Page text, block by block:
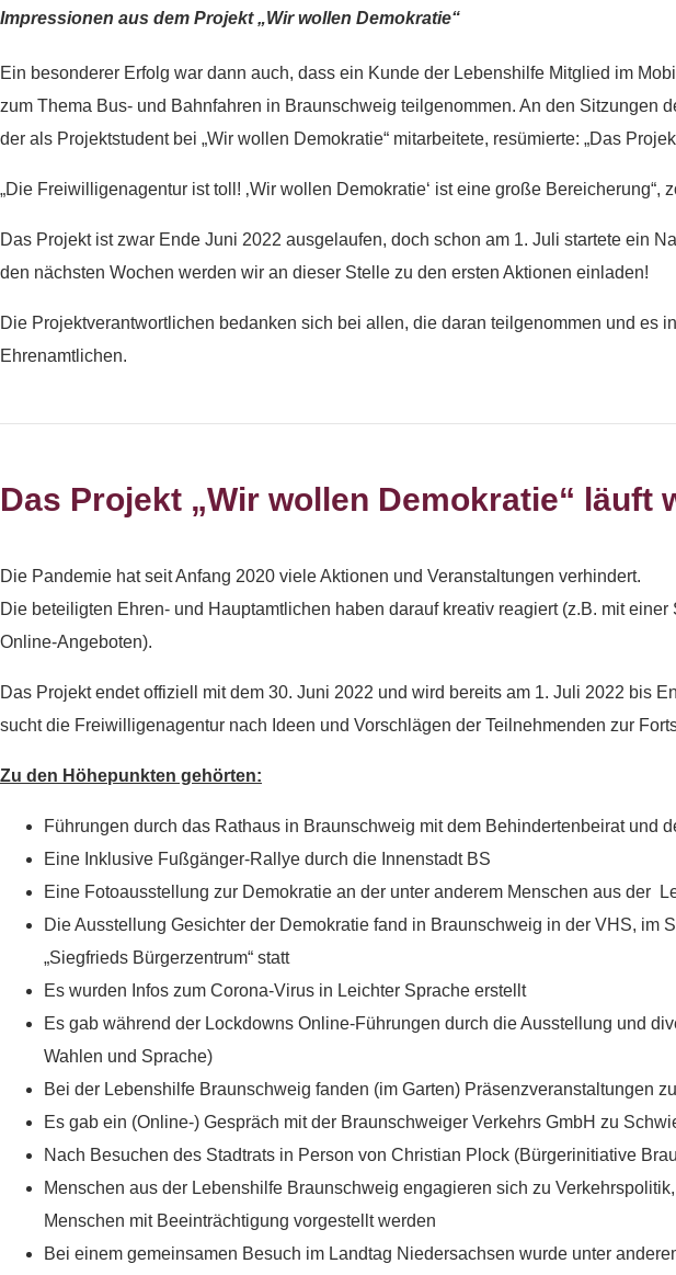
Impressionen aus dem Projekt „Wir wollen Demokratie“
Ein besonderer Erfolg war dann auch, dass ein Kunde der Lebenshilfe Mitglied im
zum Thema Bus- und Bahnfahren in Braunschweig teilgenommen. An den Sitzungen
der als Projektstudent bei „Wir wollen Demokratie“ mitarbeitete, resümierte: „Das
„Die Freiwilligenagentur ist toll! ‚Wir wollen Demokratie‘ ist eine große Bereicherung“,
Das Projekt ist zwar Ende Juni 2022 ausgelaufen, doch schon am 1. Juli startete ein
den nächsten Wochen werden wir an dieser Stelle zu den ersten Aktionen einladen!
Die Projektverantwortlichen bedanken sich bei allen, die daran teilgenommen und es
Ehrenamtlichen.
Das Projekt „Wir wollen Demokratie“ läuft
Die Pandemie hat seit Anfang 2020 viele Aktionen und Veranstaltungen verhindert.
Die beteiligten Ehren- und Hauptamtlichen haben darauf kreativ reagiert (z.B. mit
Online-Angeboten).
Das Projekt endet offiziell mit dem 30. Juni 2022 und wird bereits am 1. Juli 2022 bis
sucht die Freiwilligenagentur nach Ideen und Vorschlägen der Teilnehmenden zur
Zu den Höhepunkten gehörten:
Führungen durch das Rathaus in Braunschweig mit dem Behindertenbeirat und
Eine Inklusive Fußgänger-Rallye durch die Innenstadt BS
Eine Fotoausstellung zur Demokratie an der unter anderem Menschen aus der
Die Ausstellung Gesichter der Demokratie fand in Braunschweig in der VHS, im
„Siegfrieds Bürgerzentrum“ statt
Es wurden Infos zum Corona-Virus in Leichter Sprache erstellt
Es gab während der Lockdowns Online-Führungen durch die Ausstellung und
Wahlen und Sprache)
Bei der Lebenshilfe Braunschweig fanden (im Garten) Präsenzveranstaltungen
Es gab ein (Online-) Gespräch mit der Braunschweiger Verkehrs GmbH zu
Nach Besuchen des Stadtrats in Person von Christian Plock (Bürgerinitiative
Menschen aus der Lebenshilfe Braunschweig engagieren sich zu
Menschen mit Beeinträchtigung vorgestellt werden
Bei einem gemeinsamen Besuch im Landtag Niedersachsen wurde unter
Wenn Sie uns
IBAN: